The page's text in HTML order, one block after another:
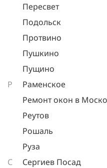
Пересвет
Подольск
Протвино
Пушкино
Пущино
Р
Раменское
Ремонт окон в
Реутов
Рошаль
Руза
С
Сергиев Посад